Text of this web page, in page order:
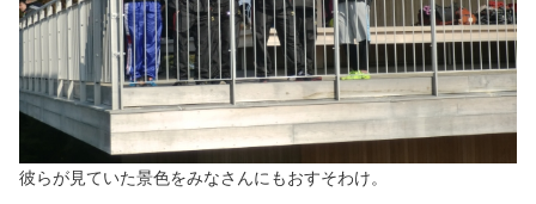
彼らが見ていた景色をみなさんにもおすそわけ。